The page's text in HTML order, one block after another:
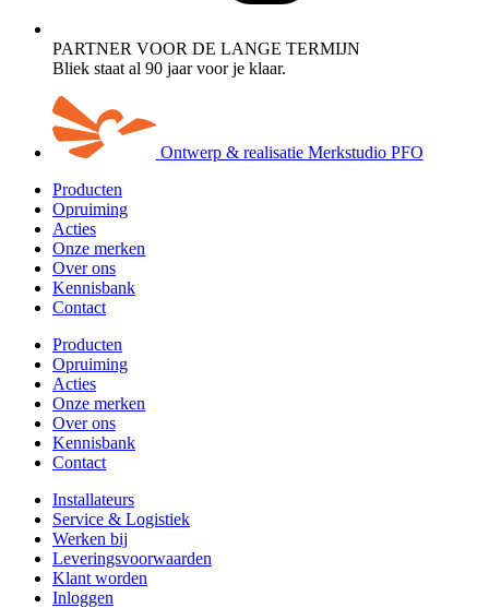
PARTNER VOOR DE LANGE TERMIJN
Bliek staat al 90 jaar voor je klaar.
Ontwerp & realisatie Merkstudio PFO
Producten
Opruiming
Acties
Onze merken
Over ons
Kennisbank
Contact
Producten
Opruiming
Acties
Onze merken
Over ons
Kennisbank
Contact
Installateurs
Service & Logistiek
Werken bij
Leveringsvoorwaarden
Klant worden
Inloggen